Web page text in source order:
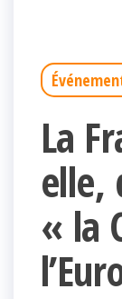
La
elle,
« la